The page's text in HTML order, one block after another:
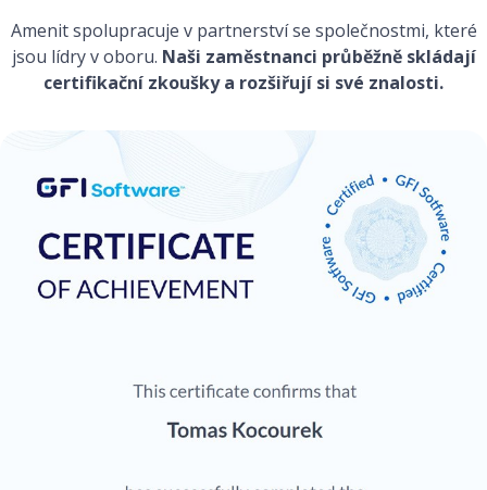
Amenit spolupracuje v partnerství se společnostmi, které
jsou lídry v oboru. Naši zaměstnanci průběžně skládají
certifikační zkoušky a rozšiřují si své znalosti.